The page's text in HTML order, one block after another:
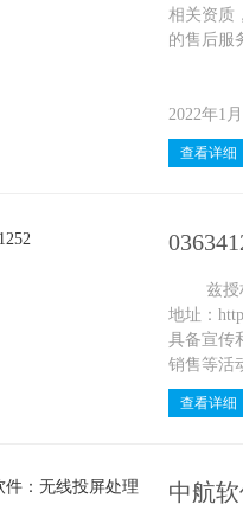
相关资质
的售后服
2022年1
查看详细
兹授权
地址：
具备宣传
销售等活
查看详细
中航